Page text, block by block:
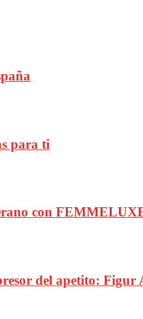
para ti
con
del apetito: Figur